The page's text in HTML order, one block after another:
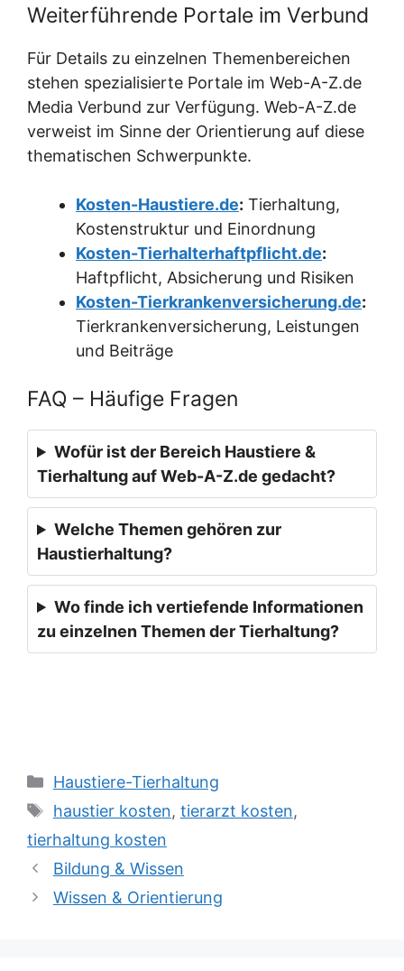
Weiterführende Portale im Verbund
Für Details zu einzelnen Themenbereichen
stehen spezialisierte Portale im Web-A-Z.de
Media Verbund zur Verfügung. Web-A-Z.de
verweist im Sinne der Orientierung auf diese
thematischen Schwerpunkte.
Kosten-Haustiere.de: Tierhaltung,
Kostenstruktur und Einordnung
Kosten-Tierhalterhaftpflicht.de:
Haftpflicht, Absicherung und Risiken
Kosten-Tierkrankenversicherung.de:
Tierkrankenversicherung, Leistungen
und Beiträge
FAQ – Häufige Fragen
Wofür ist der Bereich Haustiere &
Tierhaltung auf Web-A-Z.de gedacht?
Welche Themen gehören zur
Haustierhaltung?
Wo finde ich vertiefende Informationen
zu einzelnen Themen der Tierhaltung?
Kategorien
Haustiere-Tierhaltung
Schlagwörter
haustier kosten, tierarzt kosten,
tierhaltung kosten
Bildung & Wissen
Wissen & Orientierung